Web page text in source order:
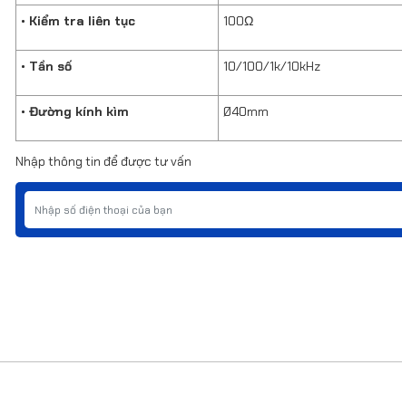
• Kiểm tra liên tục 100Ω
• Tần số 10/100/1k/10kHz
• Đường kính kìm Ø40mm
Nhập thông tin để được tư vấn